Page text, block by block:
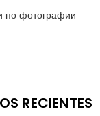
по фотографии
RECIENTES